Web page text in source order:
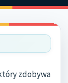
zdobywa